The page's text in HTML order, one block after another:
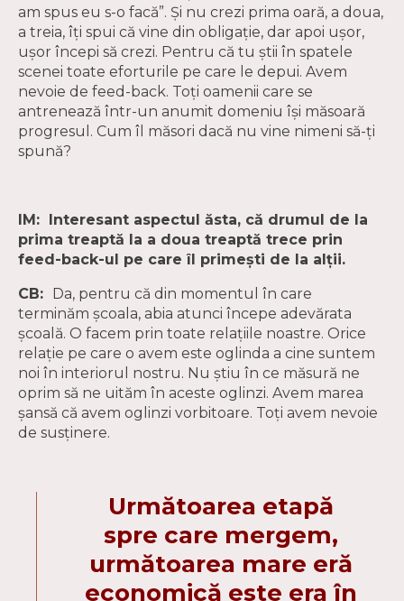
am spus eu s-o facă”. Și nu crezi prima oară, a doua,
a treia, îți spui că vine din obligație, dar apoi ușor,
ușor începi să crezi. Pentru că tu știi în spatele
scenei toate eforturile pe care le depui. Avem
nevoie de feed-back. Toți oamenii care se
antrenează într-un anumit domeniu își măsoară
progresul. Cum îl măsori dacă nu vine nimeni să-ți
spună?
IM: Interesant aspectul ăsta, că drumul de la
prima treaptă la a doua treaptă trece prin
feed-back-ul pe care îl primești de la alții.
CB: Da, pentru că din momentul în care
terminăm școala, abia atunci începe adevărata
școală. O facem prin toate relațiile noastre. Orice
relație pe care o avem este oglinda a cine suntem
noi în interiorul nostru. Nu știu în ce măsură ne
oprim să ne uităm în aceste oglinzi. Avem marea
șansă că avem oglinzi vorbitoare. Toți avem nevoie
de susținere.
Următoarea etapă
spre care mergem,
următoarea mare eră
economică este era în